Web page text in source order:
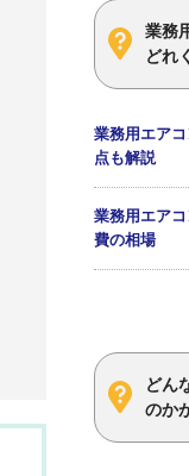
業務
どれ
業務用エア
点も解説
業務用エア
費の相場
どん
のか